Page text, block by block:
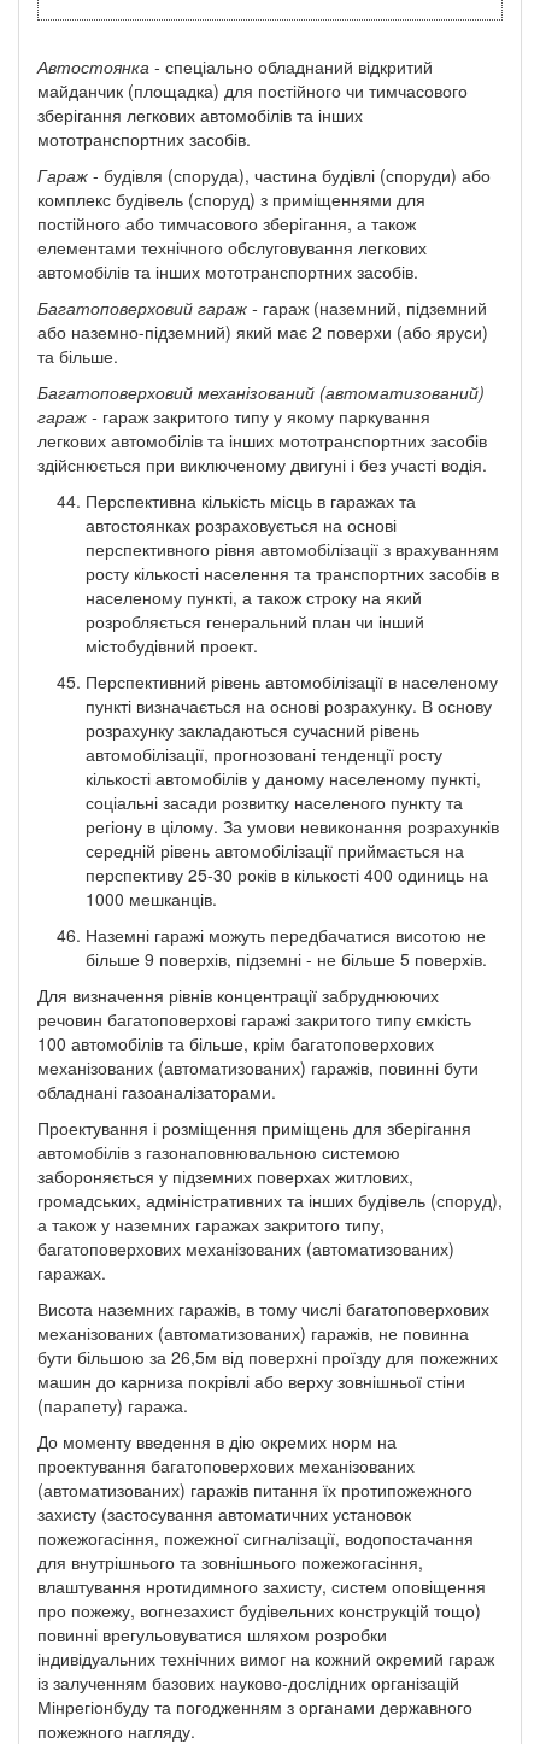
Автостоянка - спеціально обладнаний відкритий
майданчик (площадка) для постійного чи тимчасового
зберігання легкових автомобілів та інших
мототранспортних засобів.
Гараж - будівля (споруда), частина будівлі (споруди) або
комплекс будівель (споруд) з приміщеннями для
постійного або тимчасового зберігання, а також
елементами технічного обслуговування легкових
автомобілів та інших мототранспортних засобів.
Багатоповерховий гараж - гараж (наземний, підземний
або наземно-підземний) який має 2 поверхи (або яруси)
та більше.
Багатоповерховий механізований (автоматизований)
гараж - гараж закритого типу у якому паркування
легкових автомобілів та інших мототранспортних засобів
здійснюється при виключеному двигуні і без участі водія.
Перспективна кількість місць в гаражах та
автостоянках розраховується на основі
перспективного рівня автомобілізації з врахуванням
росту кількості населення та транспортних засобів в
населеному пункті, а також строку на який
розробляється генеральний план чи інший
містобудівний проект.
Перспективний рівень автомобілізації в населеному
пункті визначається на основі розрахунку. В основу
розрахунку закладаються сучасний рівень
автомобілізації, прогнозовані тенденції росту
кількості автомобілів у даному населеному пункті,
соціальні засади розвитку населеного пункту та
регіону в цілому. За умови невиконання розрахунків
середній рівень автомобілізації приймається на
перспективу 25-30 років в кількості 400 одиниць на
1000 мешканців.
Наземні гаражі можуть передбачатися висотою не
більше 9 поверхів, підземні - не більше 5 поверхів.
Для визначення рівнів концентрації забруднюючих
речовин багатоповерхові гаражі закритого типу ємкість
100 автомобілів та більше, крім багатоповерхових
механізованих (автоматизованих) гаражів, повинні бути
обладнані газоаналізаторами.
Проектування і розміщення приміщень для зберігання
автомобілів з газонаповнювальною системою
забороняється у підземних поверхах житлових,
громадських, адміністративних та інших будівель (споруд),
а також у наземних гаражах закритого типу,
багатоповерхових механізованих (автоматизованих)
гаражах.
Висота наземних гаражів, в тому числі багатоповерхових
механізованих (автоматизованих) гаражів, не повинна
бути більшою за 26,5м від поверхні проїзду для пожежних
машин до карниза покрівлі або верху зовнішньої стіни
(парапету) гаража.
До моменту введення в дію окремих норм на
проектування багатоповерхових механізованих
(автоматизованих) гаражів питання їх протипожежного
захисту (застосування автоматичних установок
пожежогасіння, пожежної сигналізації, водопостачання
для внутрішнього та зовнішнього пожежогасіння,
влаштування нротидимного захисту, систем оповіщення
про пожежу, вогнезахист будівельних конструкцій тощо)
повинні врегульовуватися шляхом розробки
індивідуальних технічних вимог на кожний окремий гараж
із залученням базових науково-дослідних організацій
Мінрегіонбуду та погодженням з органами державного
пожежного нагляду.